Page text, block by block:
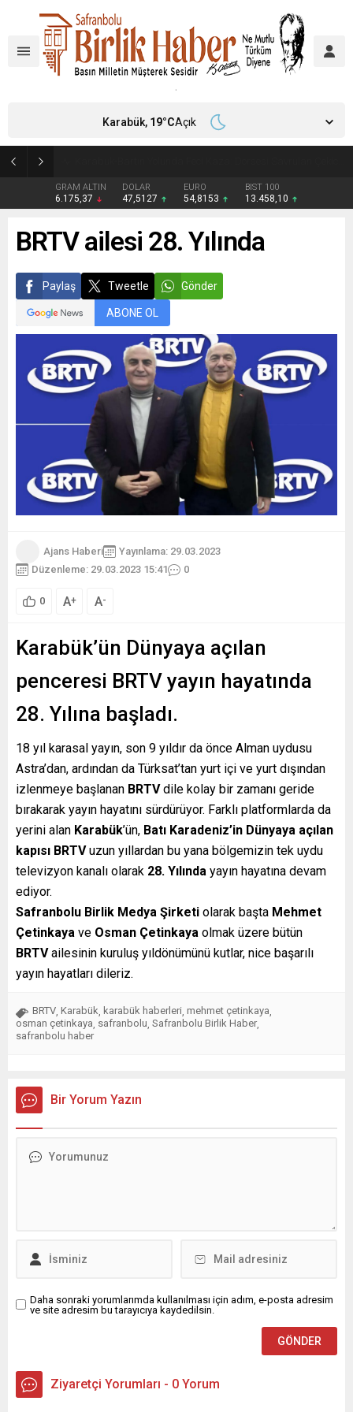
GRAM ALTIN
6.175,37
DOLAR
47,5127
EURO
54,8153
BIST 100
13.458,10
Karabük, 19°CAçık
BRTV ailesi 28. Yılında
Paylaş Tweetle Gönder
ABONE OL
Ajans Haberi
Yayınlama: 29.03.2023
Düzenleme: 29.03.2023 15:41
0
0 A+ A-
Karabük’ün Dünyaya açılan
penceresi BRTV yayın hayatında
28. Yılına başladı.
18 yıl karasal yayın, son 9 yıldır da önce Alman uydusu
Astra’dan, ardından da Türksat’tan yurt içi ve yurt dışından
izlenmeye başlanan BRTVdile kolay bir zamanı geride
bırakarak yayın hayatını sürdürüyor. Farklı platformlarda da
yerini alan Karabük’ün, Batı Karadeniz’in Dünyaya açılan
kapısı BRTVuzun yıllardan bu yana bölgemizin tek uydu
televizyon kanalı olarak 28. Yılında yayın hayatına devam
ediyor.
Safranbolu Birlik Medya Şirketi olarak başta Mehmet
Çetinkaya ve Osman Çetinkaya olmak üzere bütün
BRTVailesinin kuruluş yıldönümünü kutlar, nice başarılı
yayın hayatları dileriz.
BRTV Karabük karabük haberleri mehmet çetinkaya
osman çetinkaya safranbolu Safranbolu Birlik Haber
safranbolu haber
Bir Yorum Yazın
Daha sonraki yorumlarımda kullanılması için adım, e-posta adresim
ve site adresim bu tarayıcıya kaydedilsin.
Ziyaretçi Yorumları - 0 Yorum